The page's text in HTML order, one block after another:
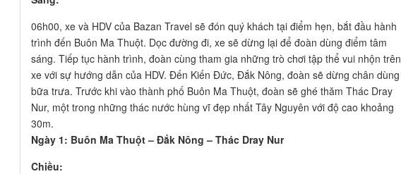
06h00, xe và HDV của Bazan Travel sẽ đón quý khách tại điểm hẹn, bắt đầu hành
trình đến Buôn Ma Thuột. Dọc đường đi, xe sẽ dừng lại để đoàn dùng điểm tâm
sáng. Tiếp tục hành trình, đoàn cùng tham gia những trò chơi tập thể vui nhộn trên
xe với sự hướng dẫn của HDV. Đến Kiến Đức, Đắk Nông, đoàn sẽ dừng chân dùng
bữa trưa. Trước khi vào thành phố Buôn Ma Thuột, đoàn sẽ ghé thăm Thác Dray
Nur, một trong những thác nước hùng vĩ đẹp nhất Tây Nguyên với độ cao khoảng
30m.
Ngày 1: Buôn Ma Thuột – Đắk Nông – Thác Dray Nur
Chiều: